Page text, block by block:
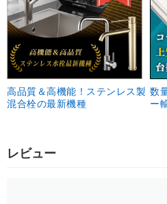
高品質＆高機能！ステンレス製
混合栓の最新機種
数
ー
レビュー